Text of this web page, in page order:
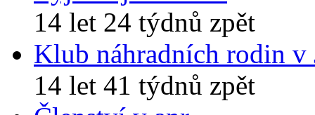
14 let 24 týdnů zpět
Klub náhradních rodin v
14 let 41 týdnů zpět